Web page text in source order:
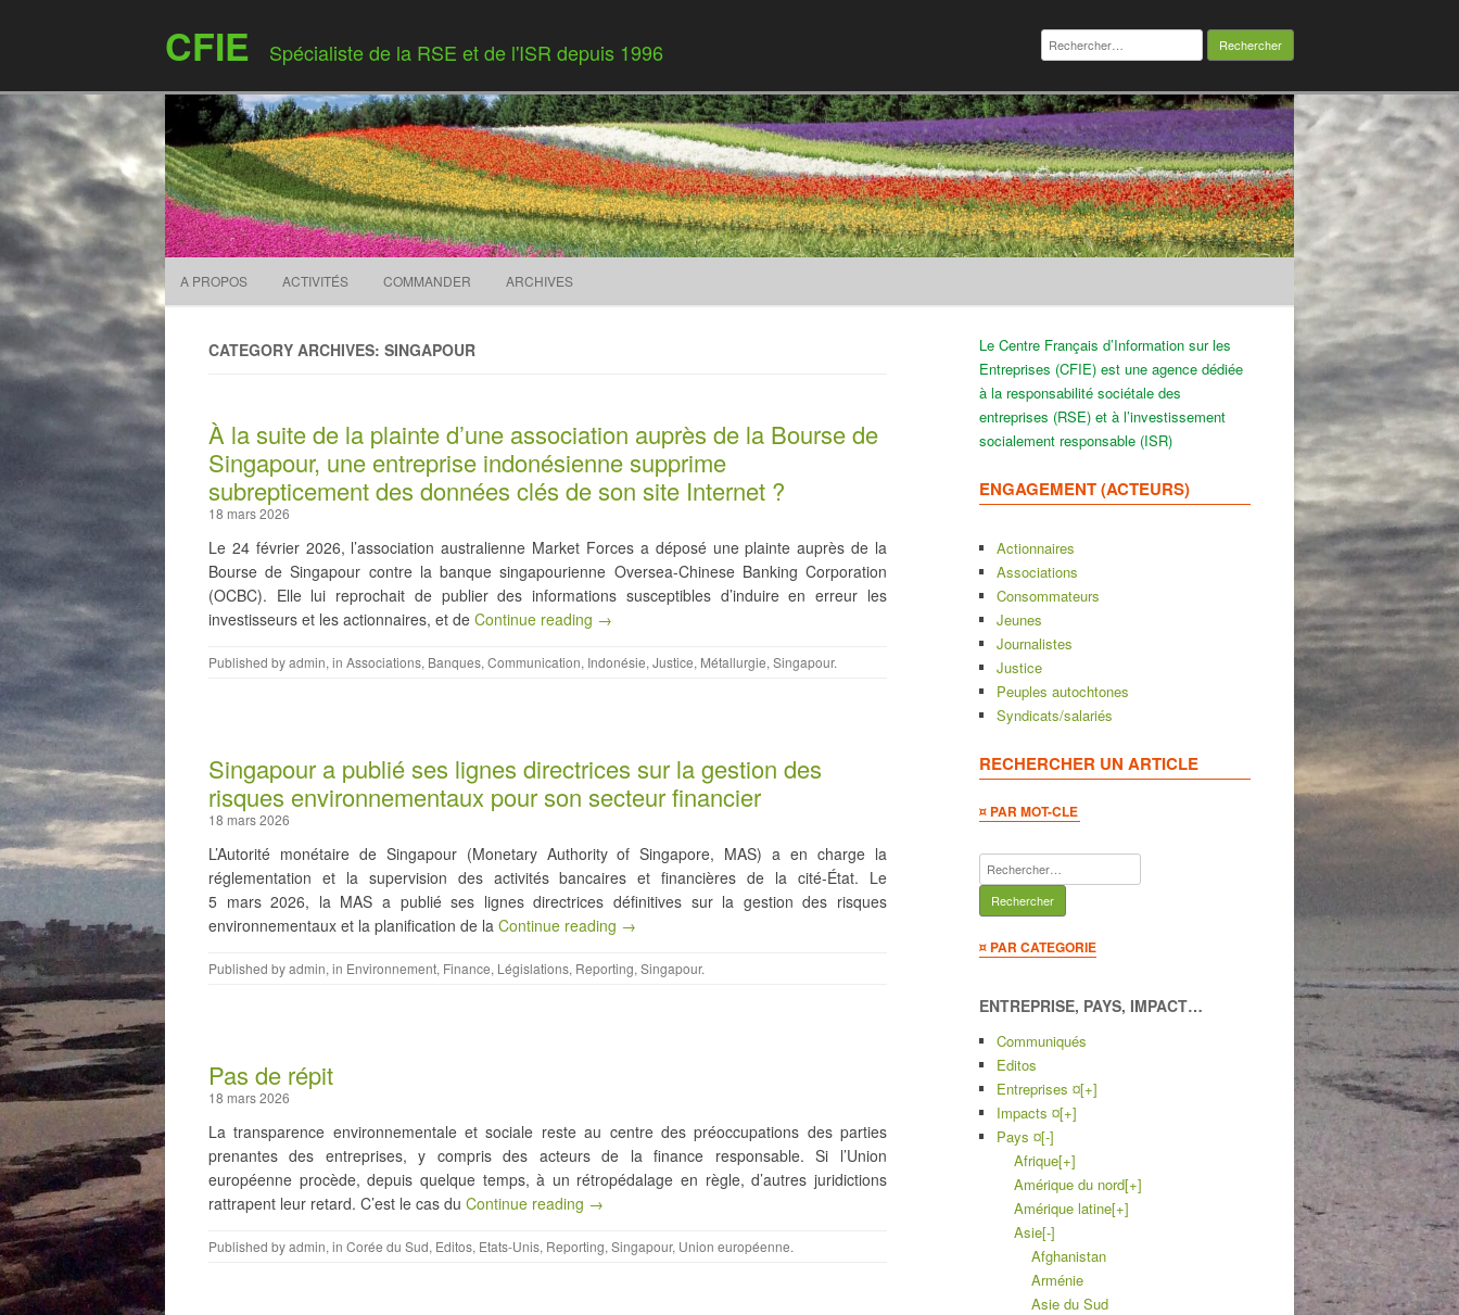
CFIE Spécialiste de la RSE et de l'ISR depuis 1996
Rechercher :
Skip to content
A PROPOS ACTIVITÉS COMMANDER ARCHIVES
CATEGORY ARCHIVES: SINGAPOUR
À la suite de la plainte d’une association auprès de la Bourse de
Singapour, une entreprise indonésienne supprime
subrepticement des données clés de son site Internet ?
18 mars 2026
Le 24 février 2026, l’association australienne Market Forces a déposé une plainte auprès de la
Bourse de Singapour contre la banque singapourienne Oversea-Chinese Banking Corporation
(OCBC). Elle lui reprochait de publier des informations susceptibles d’induire en erreur les
investisseurs et les actionnaires, et de Continue reading →
Published byadmin, in Associations, Banques, Communication, Indonésie, Justice, Métallurgie, Singapour.
Singapour a publié ses lignes directrices sur la gestion des
risques environnementaux pour son secteur financier
18 mars 2026
L’Autorité monétaire de Singapour (Monetary Authority of Singapore, MAS) a en charge la
réglementation et la supervision des activités bancaires et financières de la cité-État. Le
5 mars 2026, la MAS a publié ses lignes directrices définitives sur la gestion des risques
environnementaux et la planification de la Continue reading →
Published byadmin, in Environnement, Finance, Législations, Reporting, Singapour.
Pas de répit
18 mars 2026
La transparence environnementale et sociale reste au centre des préoccupations des parties
prenantes des entreprises, y compris des acteurs de la finance responsable. Si l’Union
européenne procède, depuis quelque temps, à un rétropédalage en règle, d’autres juridictions
rattrapent leur retard. C’est le cas du Continue reading →
Published byadmin, in Corée du Sud, Editos, Etats-Unis, Reporting, Singapour, Union européenne.
Le Centre Français d’Information sur les
Entreprises (CFIE) est une agence dédiée
à la responsabilité sociétale des
entreprises (RSE) et à l’investissement
socialement responsable (ISR)
ENGAGEMENT (ACTEURS)
Actionnaires
Associations
Consommateurs
Jeunes
Journalistes
Justice
Peuples autochtones
Syndicats/salariés
RECHERCHER UN ARTICLE
¤ PAR MOT-CLE
Rechercher :
¤ PAR CATEGORIE
ENTREPRISE, PAYS, IMPACT…
Communiqués
Editos
Entreprises ¤[+]
Impacts ¤[+]
Pays ¤[-]
Afrique[+]
Amérique du nord[+]
Amérique latine[+]
Asie[-]
Afghanistan
Arménie
Asie du Sud